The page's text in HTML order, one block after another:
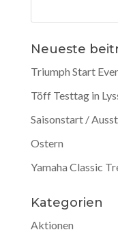
Neueste
Triumph Start
Töff Testtag in
Saisonstart /
Ostern
Yamaha Classic
Kategorien
Aktionen